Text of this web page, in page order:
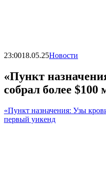
23:0018.05.25Новости
«Пункт
собрал более
«Пункт назначения: Узы
первый уикенд